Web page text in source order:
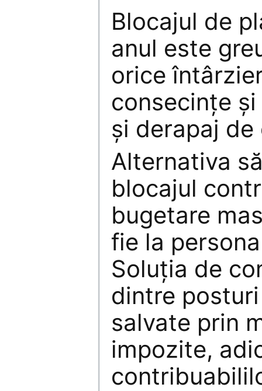
Blocajul de
anul este
orice
consecinţe
şi derapaj
Alternativa
blocajul
bugetare
fie la
Soluţia de
dintre
salvate prin
impozite,